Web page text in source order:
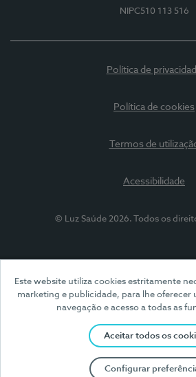
Este website utiliza cookies estritamente
marketing e publicidade, para lhe oferecer
navegação e acesso a todas as
Aceitar todos os
Configurar
NIPC510 113 516
Política de
Política de cookies
Termos de
Acessibilidade
© Luz Saúde 2026. Todos os